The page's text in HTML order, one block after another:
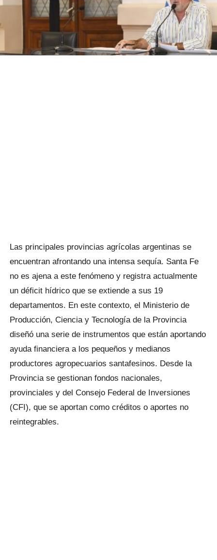
Las principales provincias agrícolas argentinas se
encuentran afrontando una intensa sequía. Santa Fe
no es ajena a este fenómeno y registra actualmente
un déficit hídrico que se extiende a sus 19
departamentos. En este contexto, el Ministerio de
Producción, Ciencia y Tecnología de la Provincia
diseñó una serie de instrumentos que están aportando
ayuda financiera a los pequeños y medianos
productores agropecuarios santafesinos. Desde la
Provincia se gestionan fondos nacionales,
provinciales y del Consejo Federal de Inversiones
(CFI), que se aportan como créditos o aportes no
reintegrables.